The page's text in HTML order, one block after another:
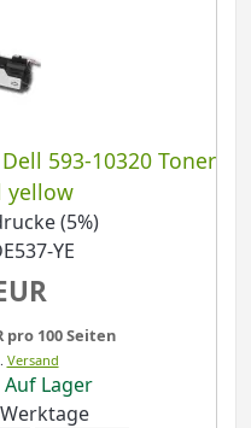
593-10320 Toner
yellow
(5%)
YE
pro 100 Seiten
Versand
Auf Lager